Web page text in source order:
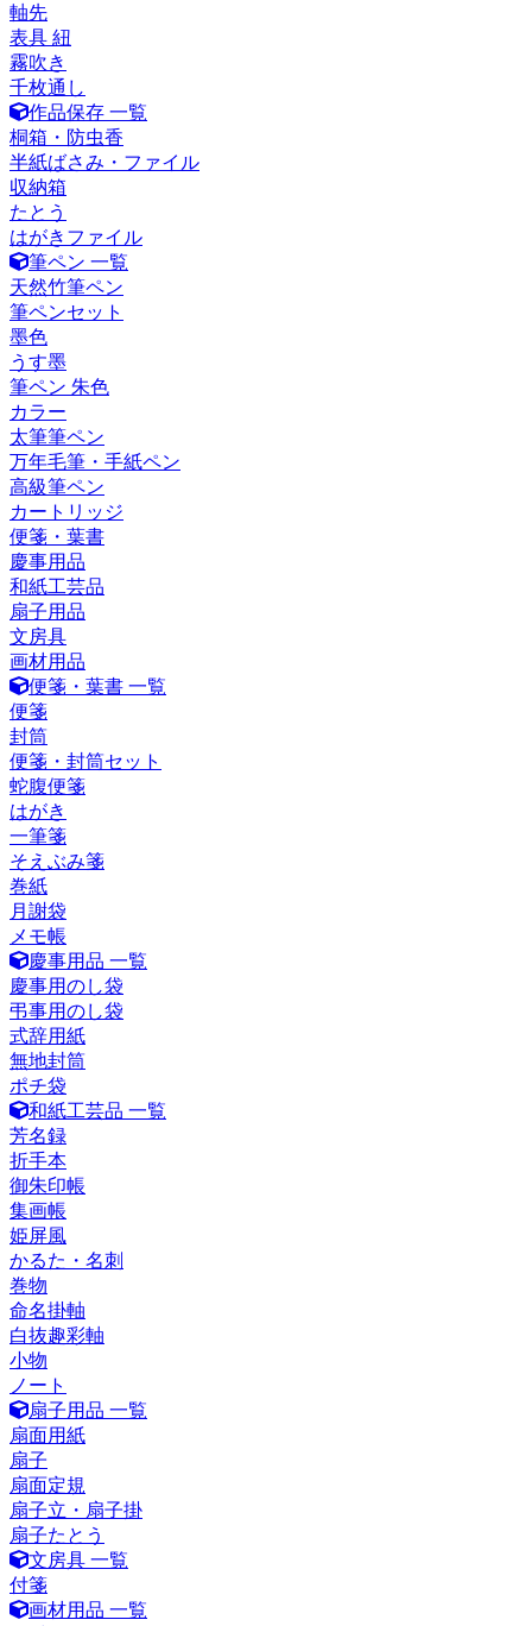
軸先
表具 紐
霧吹き
千枚通し
作品保存 一覧
桐箱・防虫香
半紙ばさみ・ファイル
収納箱
たとう
はがきファイル
筆ペン 一覧
天然竹筆ペン
筆ペンセット
墨色
うす墨
筆ペン 朱色
カラー
太筆筆ペン
万年毛筆・手紙ペン
高級筆ペン
カートリッジ
便箋・葉書
慶事用品
和紙工芸品
扇子用品
文房具
画材用品
便箋・葉書 一覧
便箋
封筒
便箋・封筒セット
蛇腹便箋
はがき
一筆箋
そえぶみ箋
巻紙
月謝袋
メモ帳
慶事用品 一覧
慶事用のし袋
弔事用のし袋
式辞用紙
無地封筒
ポチ袋
和紙工芸品 一覧
芳名録
折手本
御朱印帳
集画帳
姫屏風
かるた・名刺
巻物
命名掛軸
白抜趣彩軸
小物
ノート
扇子用品 一覧
扇面用紙
扇子
扇面定規
扇子立・扇子掛
扇子たとう
文房具 一覧
付箋
画材用品 一覧